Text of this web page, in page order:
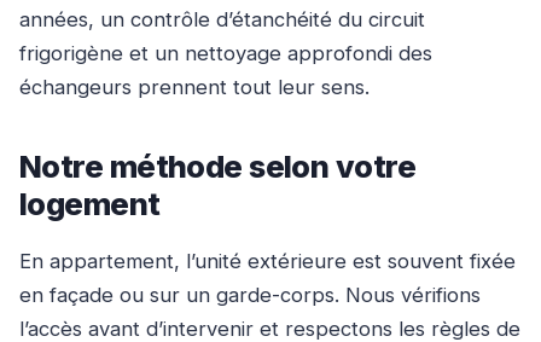
années, un contrôle d’étanchéité du circuit
frigorigène et un nettoyage approfondi des
échangeurs prennent tout leur sens.
Notre méthode selon votre
logement
En appartement, l’unité extérieure est souvent fixée
en façade ou sur un garde-corps. Nous vérifions
l’accès avant d’intervenir et respectons les règles de